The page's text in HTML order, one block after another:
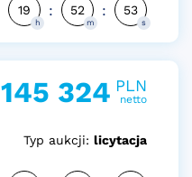
19
h
: 52
m
: 52
s
145 324 PLN
netto
Typ aukcji: licytacja